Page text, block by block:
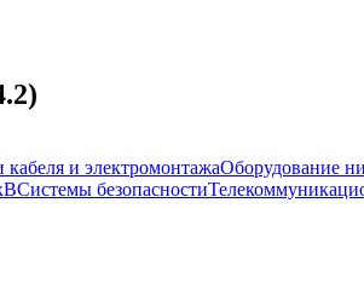
и электромонтажаОборудование
Системы безопасности